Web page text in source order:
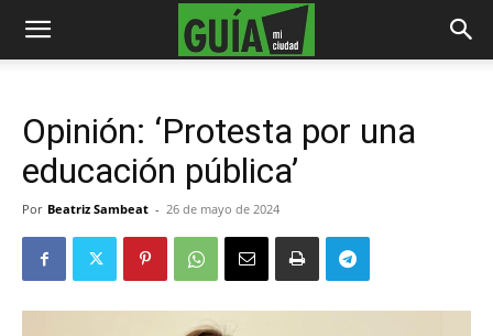
Opinión: ‘Protesta por una
educación pública’
Por Beatriz Sambeat - 26 de mayo de 2024